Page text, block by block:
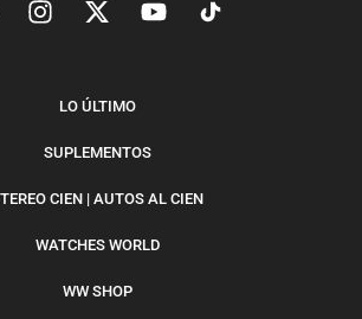
LO ÚLTIMO
SUPLEMENTOS
CIEN | AUTOS AL CIEN
WATCHES WORLD
WW SHOP